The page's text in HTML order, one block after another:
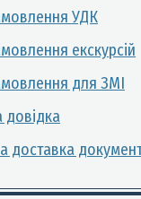
УДК
екскурсій
для ЗМІ
довідка
доставка